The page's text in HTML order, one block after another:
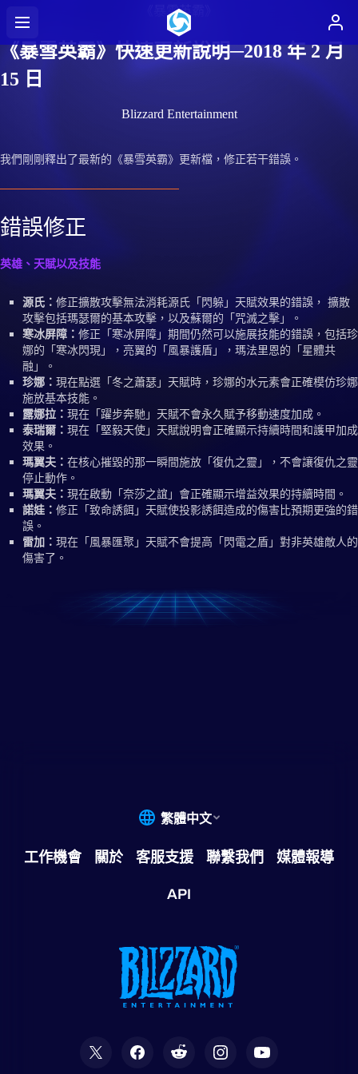
《暴雪英霸》
《暴雪英霸》快速更新說明─2018 年 2 月
15 日
Blizzard Entertainment
我們剛剛釋出了最新的《暴雪英霸》更新檔，修正若干錯誤。
錯誤修正
英雄、天賦以及技能
源氏： 修正擴散攻擊無法消耗源氏「閃躲」天賦效果的錯誤， 擴散
攻擊包括瑪瑟爾的基本攻擊，以及蘇爾的「咒滅之擊」。
寒冰屏障： 修正「寒冰屏障」期間仍然可以施展技能的錯誤，包括珍
娜的「寒冰閃現」，亮翼的「風暴護盾」，瑪法里恩的「星體共
融」。
珍娜： 現在點選「冬之蕭瑟」天賦時，珍娜的水元素會正確模仿珍娜
施放基本技能。
露娜拉： 現在「躍步奔馳」天賦不會永久賦予移動速度加成。
泰瑞爾： 現在「堅毅天使」天賦說明會正確顯示持續時間和護甲加成
效果。
瑪翼夫： 在核心摧毀的那一瞬間施放「復仇之靈」，不會讓復仇之靈
停止動作。
瑪翼夫： 現在啟動「奈莎之誼」會正確顯示增益效果的持續時間。
諾娃： 修正「致命誘餌」天賦使投影誘餌造成的傷害比預期更強的錯
誤。
雷加： 現在「風暴匯聚」天賦不會提高「閃電之盾」對非英雄敵人的
傷害了。